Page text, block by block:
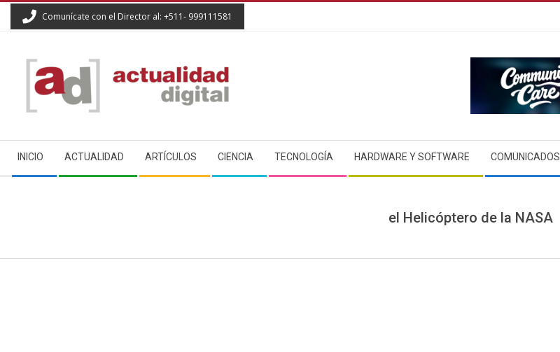
Comunícate con el Director al: +511- 999111581
ACTUALIDAD
DIGITAL
Navigation
Menu
INICIO ACTUALIDAD ARTÍCULOS CIENCIA TECNOLOGÍA HARDWARE Y SOFTWARE COMUNICADOS
el Helicóptero de la NASA